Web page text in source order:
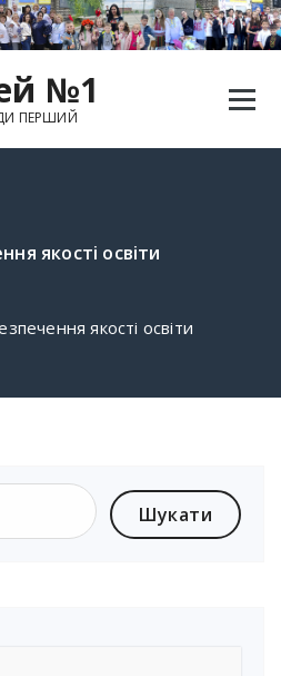
№1
ПЕРШИЙ
якості освіти
якості освіти